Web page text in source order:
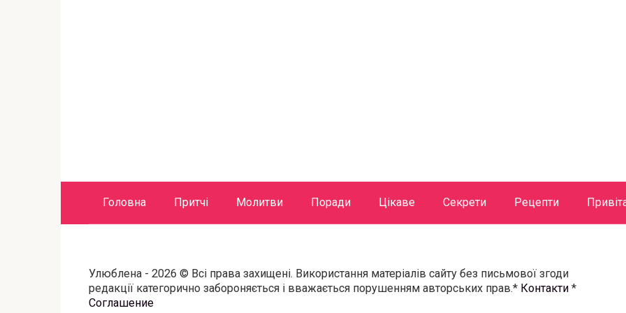
Головна Притчі Молитви Поради Цікаве Секрети Рецепти
Улюблена - 2026 © Всі права захищені. Використання матеріалів сайту без письмової згоди
редакції категорично забороняється і вважається порушенням авторських прав.* Контакти *
Соглашение